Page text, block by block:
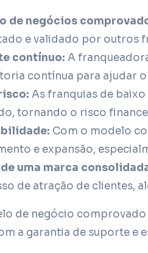
de negócios
e validado por outros
contínuo: A
contínua para ajudar
As franquias de
tornando o risco
Com o modelo
e expansão,
uma marca
de atração de clientes,
de negócio
a garantia de suporte e